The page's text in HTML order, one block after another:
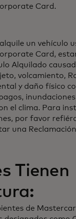
Card.
un vehículo
Card,
Alquilado
volcamiento,
y daño físico
el clima. Para
por favor
una
Tienen
de